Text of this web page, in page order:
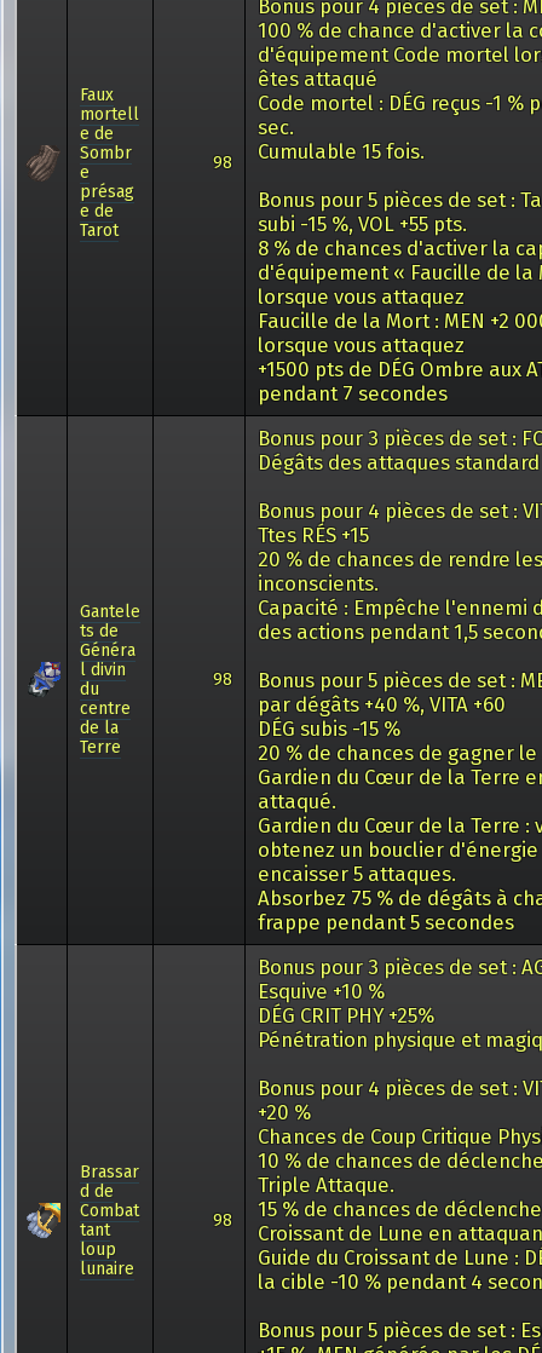
Faux
mortell
e de
Sombr
e
présag
e de
Tarot
98
Bonus pour 4 pièces de set :
100 % de chance d'activer la
d'équipement Code mortel
êtes attaqué
Code mortel : DÉG reçus -1 %
sec.
Cumulable 15 fois.
Bonus pour 5 pièces de set :
subi -15 %, VOL +55 pts.
8 % de chances d'activer la
d'équipement « Faucille de la
lorsque vous attaquez
Faucille de la Mort : MEN +2
lorsque vous attaquez
+1500 pts de DÉG Ombre aux
pendant 7 secondes
Gantele
ts de
Généra
l divin
du
centre
de la
Terre
98
Bonus pour 3 pièces de set :
Dégâts des attaques standard
Bonus pour 4 pièces de set :
Ttes RÉS +15
20 % de chances de rendre
inconscients.
Capacité : Empêche l'ennemi
des actions pendant 1,5
Bonus pour 5 pièces de set :
par dégâts +40 %, VITA +60
DÉG subis -15 %
20 % de chances de gagner
Gardien du Cœur de la Terre
attaqué.
Gardien du Cœur de la Terre :
obtenez un bouclier
encaisser 5 attaques.
Absorbez 75 % de dégâts à
frappe pendant 5 secondes
Brassar
d de
Combat
tant
loup
lunaire
98
Bonus pour 3 pièces de set :
Esquive +10 %
DÉG CRIT PHY +25%
Pénétration physique et
Bonus pour 4 pièces de set :
+20 %
Chances de Coup Critique
10 % de chances de
Triple Attaque.
15 % de chances de
Croissant de Lune en
Guide du Croissant de Lune :
la cible -10 % pendant 4
Bonus pour 5 pièces de set :